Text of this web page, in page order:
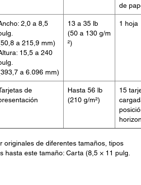
de
2,0 a 8,5
a 215,9 mm)
15,5 a 240
a 6.096 mm)
13 a 35 lb
(50 a 130 g/m
²)
1 hoja
de
Hasta 56 lb
(210 g/m²)
15
originales de diferentes tamaños, tipos
hasta este tamaño: Carta (8,5 × 11 pulg.